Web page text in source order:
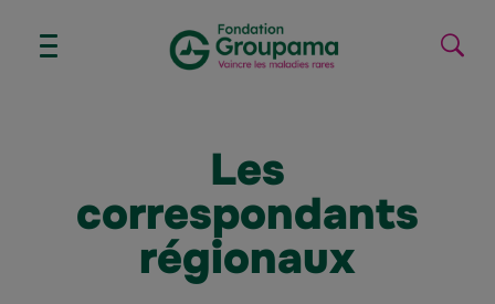
Aller à la navigation
AFFICHER/MASQUER
Les
correspondants
régionaux